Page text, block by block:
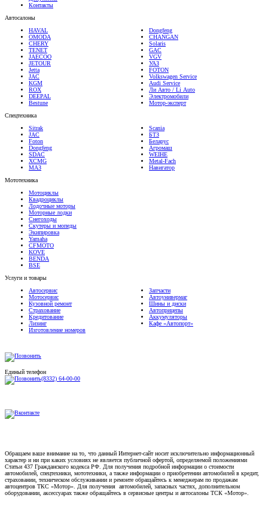
Автосалоны
HAVAL
OMODA
CHERY
TENET
JAECOO
JETOUR
Jetta
JAC
KGM
ROX
DEEPAL
Bestune
CHANGAN
Solaris
GAC
VGV
УАЗ
FOTON
Volkswagen Service
Audi Service
Ли Авто / Li Auto
Электромобили
Мотор-эксперт
Спецтехника
Sitrak
JAC
Foton
Dongfeng
SDAC
XCMG
МАЗ
БТЗ
Беларус
Агромаш
WEIHE
Metal-Fach
Навигатор
Мототехника
Мотоциклы
Квадроциклы
Лодочные моторы
Моторные лодки
Снегоходы
Скутеры и мопеды
Экипировка
Yamaha
CFMOTO
KOVE
BENDA
BSE
Услуги и товары
Автосервис
Мотосервис
Кузовной ремонт
Страхование
Кредитование
Лизинг
Изготовление номеров
Автоунивермаг
Шины и диски
Автоприцепы
Аккумуляторы
Кафе «Автопорт»
Единый телефон
характер и ни при каких условиях не является публичной офертой, определяемой положениями
Статьи 437 Гражданского кодекса РФ. Для получения подробной информации о стоимости
автомобилей, спецтехники, мототехники, а также информации о приобретении автомобилей в кредит,
страховании, техническом обслуживании и ремонте обращайтесь к менеджерам по продажам
автоцентров ТКС «Мотор». Для получения автомобилей, запасных частях, дополнительном
оборудовании, аксессуарах также обращайтесь в сервисные центры и автосалоны ТСК «Мотор».